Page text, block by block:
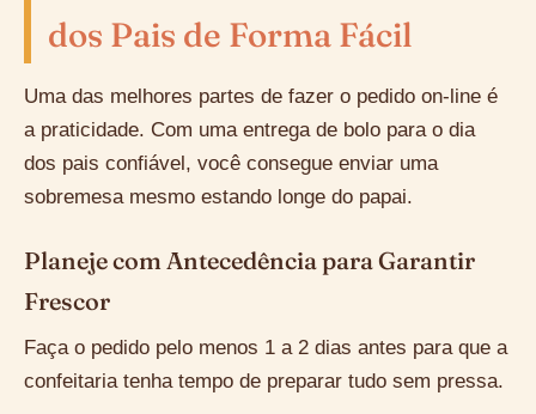
dos Pais de Forma Fácil
Uma das melhores partes de fazer o pedido on-line é
a praticidade. Com uma entrega de bolo para o dia
dos pais confiável, você consegue enviar uma
sobremesa mesmo estando longe do papai.
Planeje com Antecedência para Garantir
Frescor
Faça o pedido pelo menos 1 a 2 dias antes para que a
confeitaria tenha tempo de preparar tudo sem pressa.